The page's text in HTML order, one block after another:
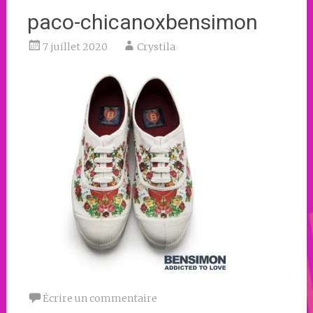
paco-chicanoxbensimon
7 juillet 2020 Crystila
Écrire un commentaire